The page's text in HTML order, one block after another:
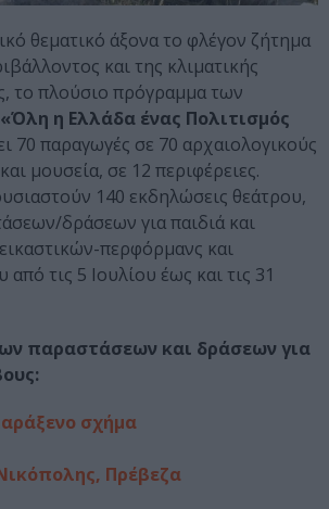
θεματικό άξονα το φλέγον ζήτημα
και της κλιματικής
το πλούσιο πρόγραμμα των
«Όλη η Ελλάδα ένας Πολιτισμός
70 παραγωγές σε 70 αρχαιολογικούς
μουσεία, σε 12 περιφέρειες.
140 εκδηλώσεις θεάτρου,
δράσεων για παιδιά και
περφόρμανς και
τις 5 Ιουλίου έως και τις 31
παραστάσεων και δράσεων για
σχήμα
Πρέβεζα